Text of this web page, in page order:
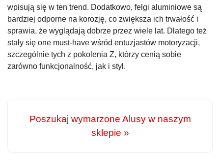
wpisują się w ten trend. Dodatkowo, felgi aluminiowe są
bardziej odporne na korozję, co zwiększa ich trwałość i
sprawia, że wyglądają dobrze przez wiele lat. Dlatego też
stały się one must-have wśród entuzjastów motoryzacji,
szczególnie tych z pokolenia Z, którzy cenią sobie
zarówno funkcjonalność, jak i styl.
Poszukaj wymarzone Alusy w naszym
sklepie »